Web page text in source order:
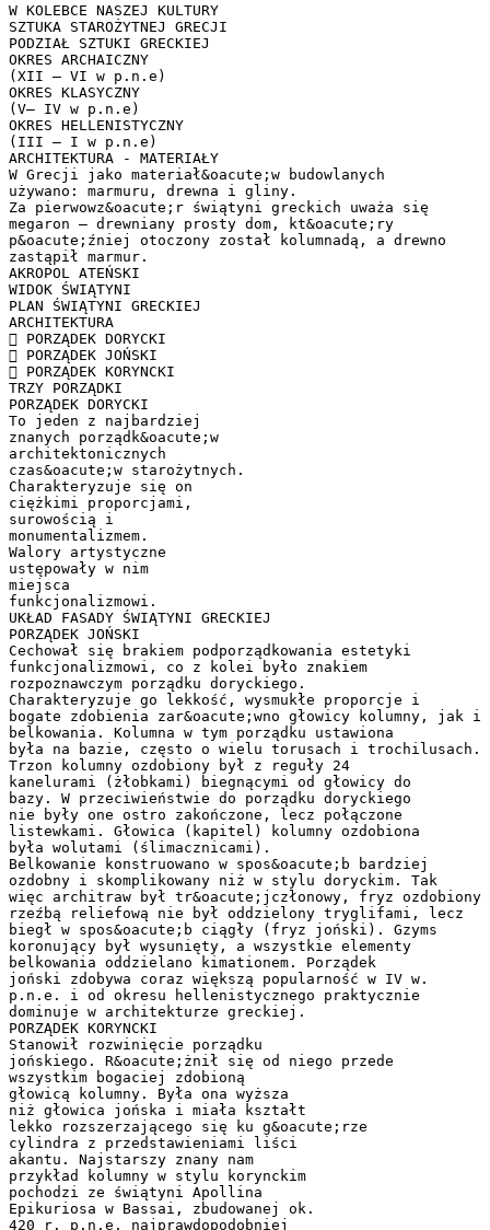
W KOLEBCE NASZEJ KULTURY
SZTUKA STAROŻYTNEJ GRECJI
PODZIAŁ SZTUKI GRECKIEJ
OKRES ARCHAICZNY
(XII – VI w p.n.e)
OKRES KLASYCZNY
(V– IV w p.n.e)
OKRES HELLENISTYCZNY
(III – I w p.n.e)
ARCHITEKTURA - MATERIAŁY
W Grecji jako materiał&oacute;w budowlanych
używano: marmuru, drewna i gliny.
Za pierwowz&oacute;r świątyni greckich uważa się
megaron – drewniany prosty dom, kt&oacute;ry
p&oacute;źniej otoczony został kolumnadą, a drewno
zastąpił marmur.
AKROPOL ATEŃSKI
WIDOK ŚWIĄTYNI
PLAN ŚWIĄTYNI GRECKIEJ
ARCHITEKTURA
 PORZĄDEK DORYCKI
 PORZĄDEK JOŃSKI
 PORZĄDEK KORYNCKI
TRZY PORZĄDKI
PORZĄDEK DORYCKI
To jeden z najbardziej
znanych porządk&oacute;w
architektonicznych
czas&oacute;w starożytnych.
Charakteryzuje się on
ciężkimi proporcjami,
surowością i
monumentalizmem.
Walory artystyczne
ustępowały w nim
miejsca
funkcjonalizmowi.
UKŁAD FASADY ŚWIĄTYNI GRECKIEJ
PORZĄDEK JOŃSKI
Cechował się brakiem podporządkowania estetyki
funkcjonalizmowi, co z kolei było znakiem
rozpoznawczym porządku doryckiego.
Charakteryzuje go lekkość, wysmukłe proporcje i
bogate zdobienia zar&oacute;wno głowicy kolumny, jak i
belkowania. Kolumna w tym porządku ustawiona
była na bazie, często o wielu torusach i trochilusach.
Trzon kolumny ozdobiony był z reguły 24
kanelurami (żłobkami) biegnącymi od głowicy do
bazy. W przeciwieństwie do porządku doryckiego
nie były one ostro zakończone, lecz połączone
listewkami. Głowica (kapitel) kolumny ozdobiona
była wolutami (ślimacznicami).
Belkowanie konstruowano w spos&oacute;b bardziej
ozdobny i skomplikowany niż w stylu doryckim. Tak
więc architraw był tr&oacute;jczłonowy, fryz ozdobiony
rzeźbą reliefową nie był oddzielony tryglifami, lecz
biegł w spos&oacute;b ciągły (fryz joński). Gzyms
koronujący był wysunięty, a wszystkie elementy
belkowania oddzielano kimationem. Porządek
joński zdobywa coraz większą popularność w IV w.
p.n.e. i od okresu hellenistycznego praktycznie
dominuje w architekturze greckiej.
PORZĄDEK KORYNCKI
Stanowił rozwinięcie porządku
jońskiego. R&oacute;żnił się od niego przede
wszystkim bogaciej zdobioną
głowicą kolumny. Była ona wyższa
niż głowica jońska i miała kształt
lekko rozszerzającego się ku g&oacute;rze
cylindra z przedstawieniami liści
akantu. Najstarszy znany nam
przykład kolumny w stylu korynckim
pochodzi ze świątyni Apollina
Epikuriosa w Bassai, zbudowanej ok.
420 r. p.n.e. najprawdopodobniej